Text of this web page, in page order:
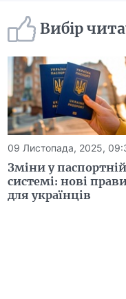
Вибір
09 Листопада, 2025,
Зміни у паспортній
системі: нові
для українців